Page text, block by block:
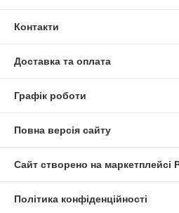
Контакти
Доставка та оплата
Графік роботи
Повна версія сайту
Сайт створено на маркетплейсі
Політика конфіденційності